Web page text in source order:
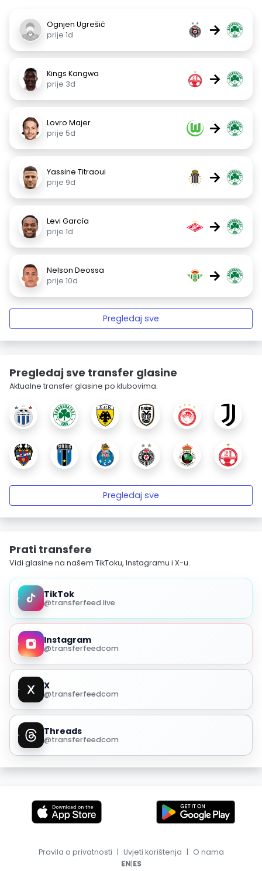
Ognjen Ugrešić
prije 1d
→
Kings Kangwa
prije 3d
→
Lovro Majer
prije 5d
→
Yassine Titraoui
prije 9d
→
Levi García
prije 1d
→
Nelson Deossa
prije 10d
→
Pregledaj sve
Pregledaj sve transfer glasine
Aktualne transfer glasine po klubovima.
Pregledaj sve
Prati transfere
Vidi glasine na našem TikToku, Instagramu i X-u.
TikTok
@transferfeed.live
Instagram
@transferfeedcom
X
@transferfeedcom
Threads
@transferfeedcom
Pravila o privatnosti | Uvjeti korištenja | O nama
EN|ES